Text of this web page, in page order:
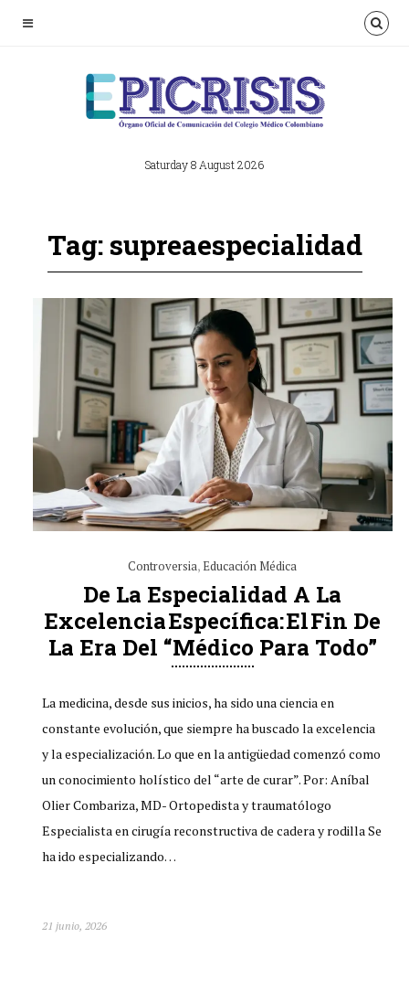
Saturday 8 August 2026
Tag: supreaespecialidad
Controversia,Educación Médica
De La Especialidad A La
Excelencia Específica: El Fin De
La Era Del “médico Para Todo”
La medicina, desde sus inicios, ha sido una ciencia en
constante evolución, que siempre ha buscado la excelencia
y la especialización. Lo que en la antigüedad comenzó como
un conocimiento holístico del “arte de curar”. Por: Aníbal
Olier Combariza, MD- Ortopedista y traumatólogo
Especialista en cirugía reconstructiva de cadera y rodilla Se
ha ido especializando…
21 junio, 2026